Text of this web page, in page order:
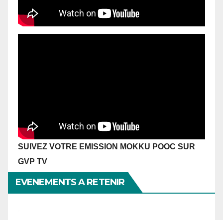
SUIVEZ VOTRE EMISSION MOKKU POOC SUR
GVP TV
EVENEMENTS A RETENIR